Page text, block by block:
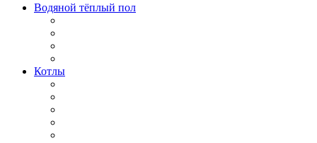
Водяной тёплый пол
Котлы